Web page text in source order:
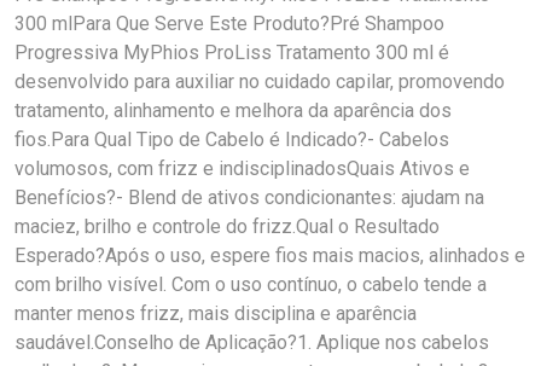
300 mlPara Que Serve Este Produto?Pré Shampoo
Progressiva MyPhios ProLiss Tratamento 300 ml é
desenvolvido para auxiliar no cuidado capilar, promovendo
tratamento, alinhamento e melhora da aparência dos
fios.Para Qual Tipo de Cabelo é Indicado?- Cabelos
volumosos, com frizz e indisciplinadosQuais Ativos e
Benefícios?- Blend de ativos condicionantes: ajudam na
maciez, brilho e controle do frizz.Qual o Resultado
Esperado?Após o uso, espere fios mais macios, alinhados e
com brilho visível. Com o uso contínuo, o cabelo tende a
manter menos frizz, mais disciplina e aparência
saudável.Conselho de Aplicação?1. Aplique nos cabelos